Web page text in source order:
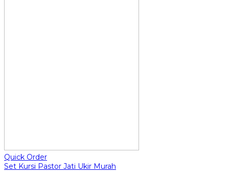
Quick Order
Set Kursi Pastor Jati Ukir Murah